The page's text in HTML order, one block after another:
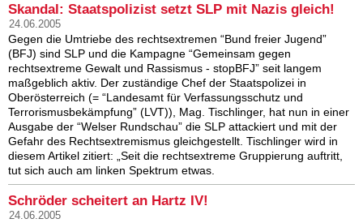
Skandal: Staatspolizist setzt SLP mit Nazis gleich!
24.06.2005
Gegen die Umtriebe des rechtsextremen “Bund freier Jugend”
(BFJ) sind SLP und die Kampagne “Gemeinsam gegen
rechtsextreme Gew­alt und Rassismus - stopBFJ” seit langem
maßgeblich aktiv. Der zuständige Chef der Staatspolizei in
Oberösterreich (= “Landesamt für Verf­assungsschutz und
Terrorismusbekämpfung” (LVT)), Mag. Tischlinger, hat nun in einer
Ausgabe der “Welser Rundschau” die SLP atta­ckiert und mit der
Gefahr des Rechtsextremismus gleichgestellt. Tischlinger wird in
diesem Artikel zitiert: „Seit die rechtsextreme Grupp­ierung auftritt,
tut sich auch am linken Spektrum etwas.
Schröder scheitert an Hartz IV!
24.06.2005